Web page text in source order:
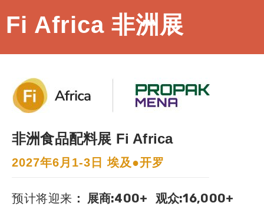
Fi Africa 非洲展
非洲食品配料展 Fi Africa
2027年6月1-3日 埃及●开罗
预计将迎来 ： 展商:400+ 观众:16,000+